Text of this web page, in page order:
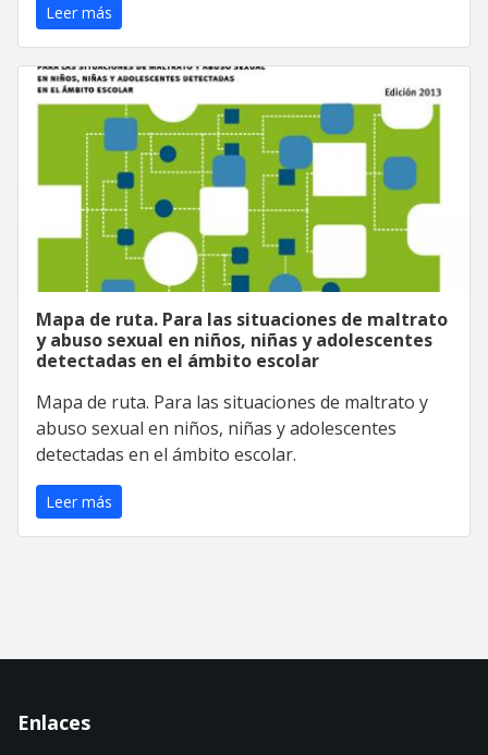
Leer más
Mapa de ruta. Para las situaciones de maltrato
y abuso sexual en niños, niñas y adolescentes
detectadas en el ámbito escolar
Mapa de ruta. Para las situaciones de maltrato y
abuso sexual en niños, niñas y adolescentes
detectadas en el ámbito escolar.
Leer más
Enlaces